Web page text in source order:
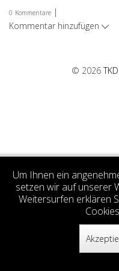
0 Kommentare |
Kommentar hinzufügen
© 2026
Um Ihnen ein
setzen wir auf unserer
Weitersurfen erklären